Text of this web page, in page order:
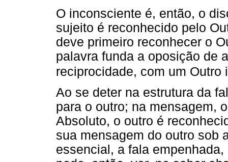
O inconsciente é, então, o
sujeito é reconhecido pelo
deve primeiro reconhecer o
palavra funda a oposição de
reciprocidade, com um Outro
Ao se deter na estrutura da
para o outro; na mensagem,
Absoluto, o outro é
sua mensagem do outro sob
essencial, a fala